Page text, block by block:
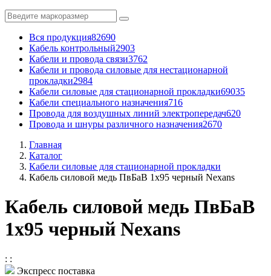
Вся продукция82690
Кабель контрольный2903
Кабели и провода связи3762
Кабели и провода силовые для нестационарной
прокладки2984
Кабели силовые для стационарной прокладки69035
Кабели специального назначения716
Провода для воздушных линий электропередач620
Провода и шнуры различного назначения2670
Главная
Каталог
Кабели силовые для стационарной прокладки
Кабель силовой медь ПвБаВ 1x95 черный Nexans
Кабель силовой медь ПвБаВ
1x95 черный Nexans
: :
Экспресс поставка